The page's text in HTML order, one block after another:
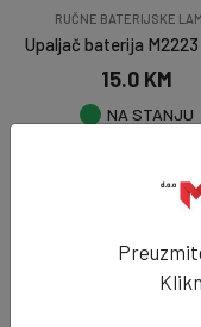
RUČNE BATERIJSKE
Upaljač baterija M2223
15.0 KM
NA STANJU